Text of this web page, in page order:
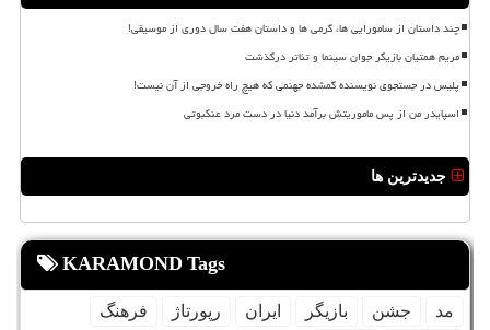
چند داستان از سامورایی ها، گرمی ها و داستان هفت سال دوری از موسیقی!
مریم همتیان بازیگر جوان سینما و تئاتر درگذشت
پلیس در جستجوی نویسنده گمشده جهنمی که هیچ راه خروجی از آن نیست!
اسپایدر من از پس ماموریتش برآمد دنیا در دست مرد عنکبوتی
جدیدترین ها
KARAMOND Tags
مد جشن بازیگر ایران رپورتاژ
فرهنگ